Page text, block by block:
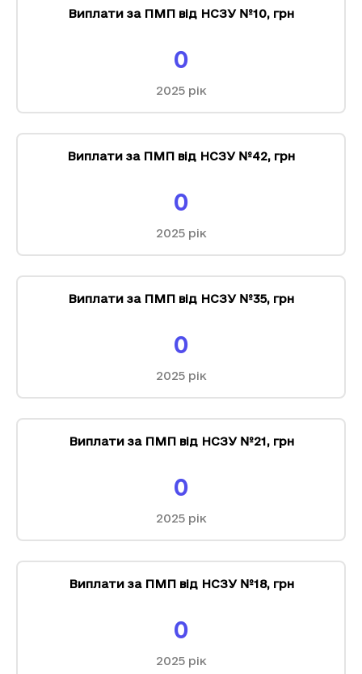
Виплати за ПМП від НСЗУ №10, грн
0
2025рік
Виплати за ПМП від НСЗУ №42, грн
0
2025рік
Виплати за ПМП від НСЗУ №35, грн
0
2025рік
Виплати за ПМП від НСЗУ №21, грн
0
2025рік
Виплати за ПМП від НСЗУ №18, грн
0
2025рік